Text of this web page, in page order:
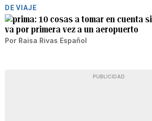
DE VIAJE
10 cosas a tomar en cuenta si
va por primera vez a un aeropuerto
Por Raisa Rivas Español
PUBLICIDAD